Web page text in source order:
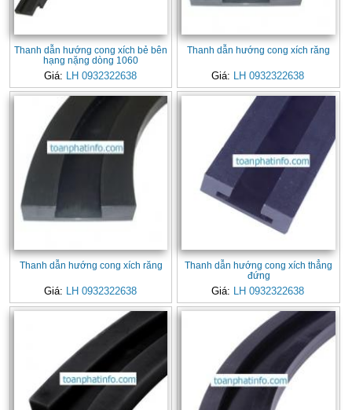
Thanh dẫn hướng cong xích bẻ bên
hạng nặng dòng 1060
Giá: LH 0932322638
Thanh dẫn hướng cong xích răng
Giá: LH 0932322638
Thanh dẫn hướng cong xích răng
Giá: LH 0932322638
Thanh dẫn hướng cong xích thẳng
đứng
Giá: LH 0932322638